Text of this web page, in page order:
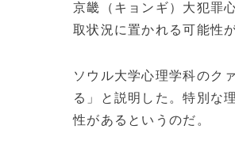
京畿（キョンギ）大犯罪
取状況に置かれる可能性
ソウル大学心理学科のク
る」と説明した。特別な
性があるというのだ。